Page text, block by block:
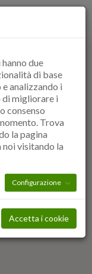
due
di base
analizzando i
migliorare i
consenso
Trova
la pagina
noi visitando la
Configurazione
Accetta i cookie